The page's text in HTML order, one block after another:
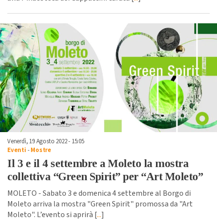
Venerdì, 19 Agosto 2022 - 15:05
Eventi -Mostre
Il 3 e il 4 settembre a Moleto la mostra
collettiva “Green Spirit” per “Art Moleto”
MOLETO - Sabato 3 e domenica 4 settembre al Borgo di
Moleto arriva la mostra "Green Spirit" promossa da "Art
Moleto". L’evento si aprirà [...]